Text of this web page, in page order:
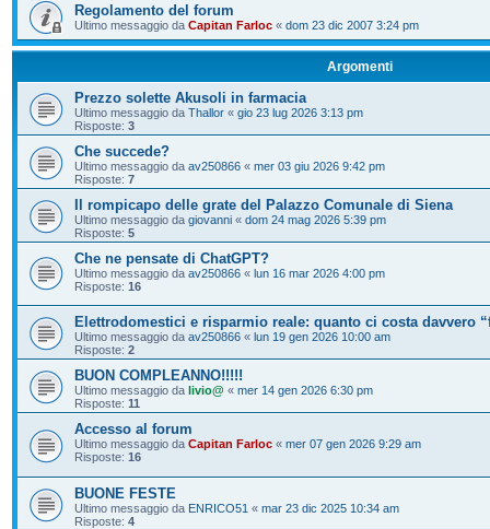
Regolamento del forum
Ultimo messaggio da Capitan Farloc « dom 23 dic 2007 3:24 pm
Argomenti
Prezzo solette Akusoli in farmacia
Ultimo messaggio da Thallor « gio 23 lug 2026 3:13 pm
Risposte: 3
Che succede?
Ultimo messaggio da av250866 « mer 03 giu 2026 9:42 pm
Risposte: 7
Il rompicapo delle grate del Palazzo Comunale di Siena
Ultimo messaggio da giovanni « dom 24 mag 2026 5:39 pm
Risposte: 5
Che ne pensate di ChatGPT?
Ultimo messaggio da av250866 « lun 16 mar 2026 4:00 pm
Risposte: 16
Elettrodomestici e risparmio reale: quanto ci costa davvero
Ultimo messaggio da av250866 « lun 19 gen 2026 10:00 am
Risposte: 2
BUON COMPLEANNO!!!!!
Ultimo messaggio da livio@ « mer 14 gen 2026 6:30 pm
Risposte: 11
Accesso al forum
Ultimo messaggio da Capitan Farloc « mer 07 gen 2026 9:29 am
Risposte: 16
BUONE FESTE
Ultimo messaggio da ENRICO51 « mar 23 dic 2025 10:34 am
Risposte: 4